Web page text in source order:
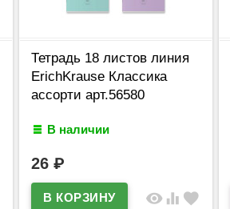
Тетрадь 18 листов линия
ErichKrause Классика
ассорти арт.56580
В наличии
26 ₽
visibility equalizer favorite